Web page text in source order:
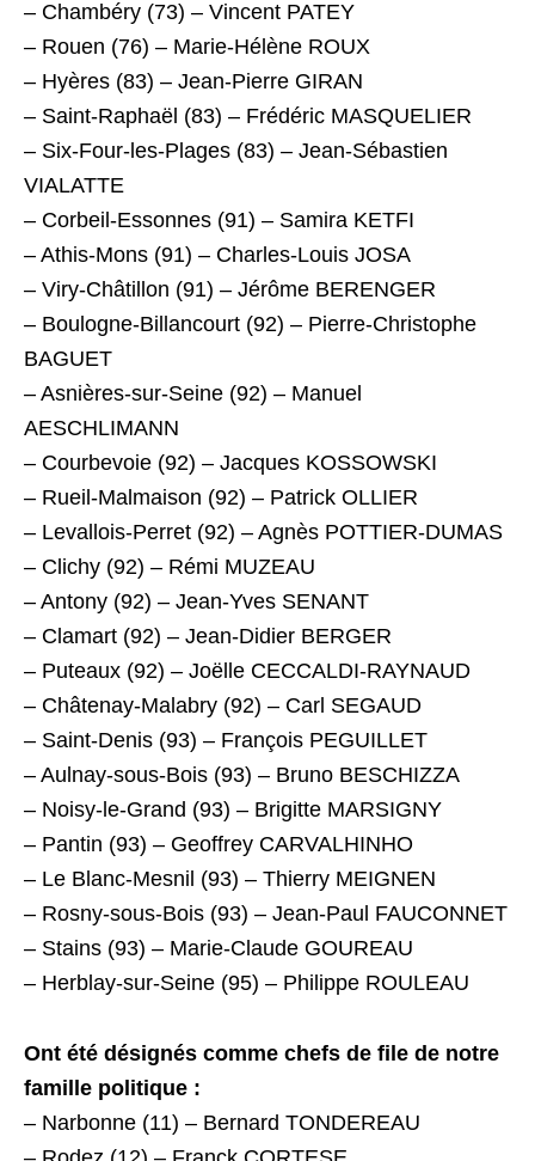
– Chambéry (73) – Vincent PATEY
– Rouen (76) – Marie-Hélène ROUX
– Hyères (83) – Jean-Pierre GIRAN
– Saint-Raphaël (83) – Frédéric MASQUELIER
– Six-Four-les-Plages (83) – Jean-Sébastien
VIALATTE
– Corbeil-Essonnes (91) – Samira KETFI
– Athis-Mons (91) – Charles-Louis JOSA
– Viry-Châtillon (91) – Jérôme BERENGER
– Boulogne-Billancourt (92) – Pierre-Christophe
BAGUET
– Asnières-sur-Seine (92) – Manuel
AESCHLIMANN
– Courbevoie (92) – Jacques KOSSOWSKI
– Rueil-Malmaison (92) – Patrick OLLIER
– Levallois-Perret (92) – Agnès POTTIER-DUMAS
– Clichy (92) – Rémi MUZEAU
– Antony (92) – Jean-Yves SENANT
– Clamart (92) – Jean-Didier BERGER
– Puteaux (92) – Joëlle CECCALDI-RAYNAUD
– Châtenay-Malabry (92) – Carl SEGAUD
– Saint-Denis (93) – François PEGUILLET
– Aulnay-sous-Bois (93) – Bruno BESCHIZZA
– Noisy-le-Grand (93) – Brigitte MARSIGNY
– Pantin (93) – Geoffrey CARVALHINHO
– Le Blanc-Mesnil (93) – Thierry MEIGNEN
– Rosny-sous-Bois (93) – Jean-Paul FAUCONNET
– Stains (93) – Marie-Claude GOUREAU
– Herblay-sur-Seine (95) – Philippe ROULEAU
Ont été désignés comme chefs de file de notre
famille politique :
– Narbonne (11) – Bernard TONDEREAU